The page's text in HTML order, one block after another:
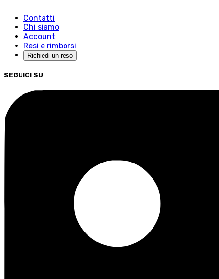
Contatti
Chi siamo
Account
Resi e rimborsi
Richiedi un reso
SEGUICI SU